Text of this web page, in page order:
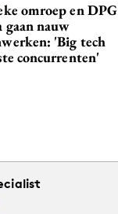
omroep en DPG
gaan nauw
'Big tech
concurrenten'